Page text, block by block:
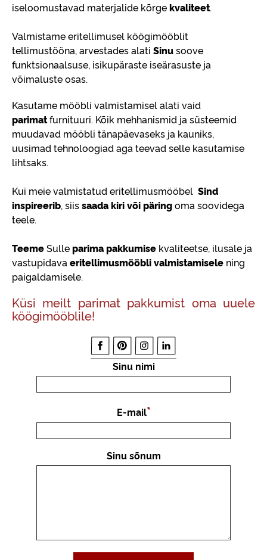
iseloomustavad materjalide kõrgekvaliteet.
Valmistame eritellimusel köögimööblit
tellimustööna, arvestades alati Sinusoove
funktsionaalsuse, isikupäraste iseärasuste ja
võimaluste osas.
Kasutame mööbli valmistamisel alati vaid
parimatfurnituuri. Kõik mehhanismid ja süsteemid
muudavad mööbli tänapäevaseks ja kauniks,
uusimad tehnoloogiad aga teevad selle kasutamise
lihtsaks.
Kui meie valmistatud eritellimusmööbel Sind
inspireerib, siissaada kiri või päringoma soovidega
teele.
TeemeSulleparima pakkumise kvaliteetse, ilusale ja
vastupidava eritellimusmööbli valmistamisele ning
paigaldamisele.
Küsi meilt parimat pakkumist oma uuele
köögimööblile!
Sinu nimi
E-mail
Sinu sõnum